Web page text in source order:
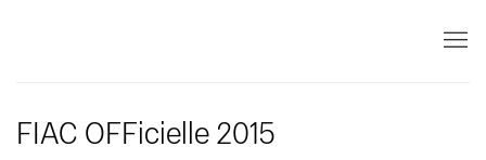
FIAC OFFicielle 2015